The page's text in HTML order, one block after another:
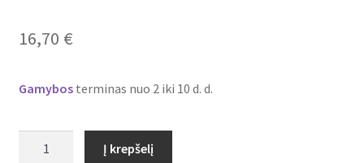
Plastiko rūšys
16,70 €
Gamybosterminas nuo 2 iki 10 d. d.
Į krepšelį